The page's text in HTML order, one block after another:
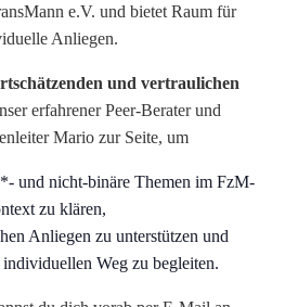
e.V. und bietet Raum für
Anliegen.
und vertraulichen
erfahrener Peer-Berater und
Mario zur Seite, um
und nicht-binäre Themen im FzM-
zu klären,
Anliegen zu unterstützen und
Weg zu begleiten.